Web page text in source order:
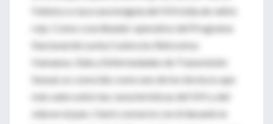
Falistocco luce una insignia del VIH/sida de vidrio
rojo. Como coordinador operativo del Programa
Nacional de Lucha Contra los Retrovirus
Humanos, Sida y Enfermedades de Transmisión
Sexual, es conocido como uno de los técnicos que
más sabe sobre las características del VIH y del
sida en el país. Clarín conversó con él durante la